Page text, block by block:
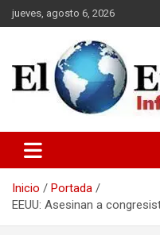
Saltar
al
jueves, agosto 6, 2026
Inicio
Portada
EEUU: Asesinan a